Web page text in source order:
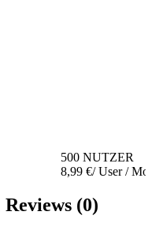
500 NUTZER
8,99 €/ User /
(0)